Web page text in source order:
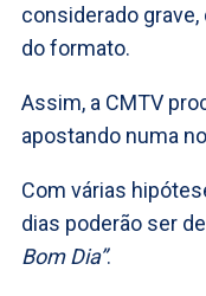
considerado
do formato.
Assim, a CMTV
apostando numa
Com várias
dias poderão ser
Bom Dia”.